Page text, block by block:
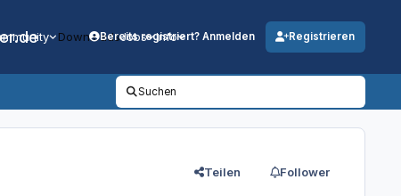
DownloadsJobs Info
Bereits registriert? Anmelden Registrieren
Suchen
Teilen Follower